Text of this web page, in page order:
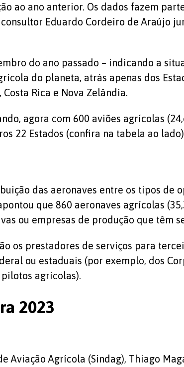
ao ano anterior. Os dados fazem
Eduardo Cordeiro de Araújo
do ano passado – indicando a
do planeta, atrás apenas dos
Rica e Nova Zelândia.
agora com 600 aviões agrícolas
22 Estados (confira na tabela ao
das aeronaves entre os tipos de
que 860 aeronaves agrícolas
ou empresas de produção que têm
os prestadores de serviços para
ou estaduais (por exemplo, dos
agrícolas).
2023
Aviação Agrícola (Sindag), Thiago